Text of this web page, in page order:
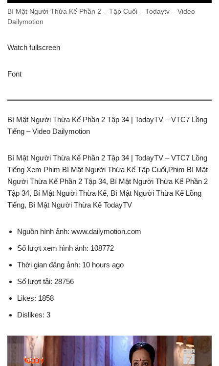
Bí Mật Người Thừa Kế Phần 2 – Tập Cuối – Todaytv – Video
Dailymotion
Watch fullscreen
Font
Bí Mật Người Thừa Kế Phần 2 Tập 34 | TodayTV – VTC7 Lồng
Tiếng – Video Dailymotion
Bí Mật Người Thừa Kế Phần 2 Tập 34 | TodayTV – VTC7 Lồng
Tiếng Xem Phim Bí Mật Người Thừa Kế Tập Cuối,Phim Bí Mật
Người Thừa Kế Phần 2 Tập 34, Bí Mật Người Thừa Kế Phần 2
Tập 34, Bí Mật Người Thừa Kế, Bí Mật Người Thừa Kế Lồng
Tiếng, Bí Mật Người Thừa Kế TodayTV
Nguồn hình ảnh: www.dailymotion.com
Số lượt xem hình ảnh: 108772
Thời gian đăng ảnh: 10 hours ago
Số lượt tải: 28756
Likes: 1858
Dislikes: 3